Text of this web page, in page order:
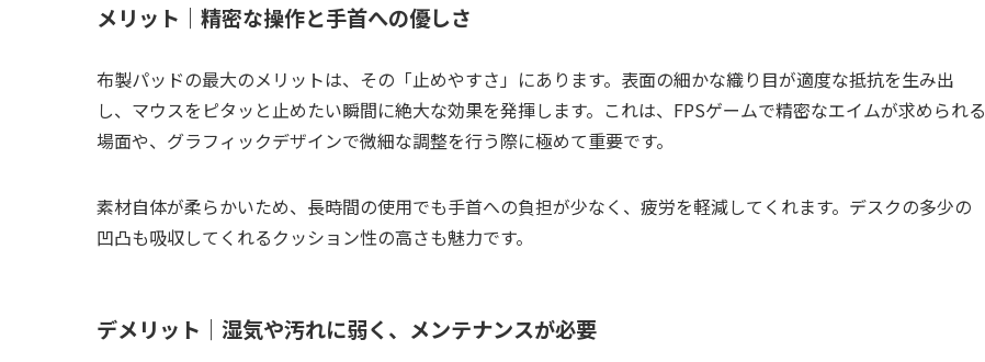
メリット｜精密な操作と手首への優しさ
布製パッドの最大のメリットは、その「止めやすさ」にあります。表面の細かな織り目が適度な抵抗を生み出
し、マウスをピタッと止めたい瞬間に絶大な効果を発揮します。これは、FPSゲームで精密なエイムが求められる
場面や、グラフィックデザインで微細な調整を行う際に極めて重要です。
素材自体が柔らかいため、長時間の使用でも手首への負担が少なく、疲労を軽減してくれます。デスクの多少の
凹凸も吸収してくれるクッション性の高さも魅力です。
デメリット｜湿気や汚れに弱く、メンテナンスが必要